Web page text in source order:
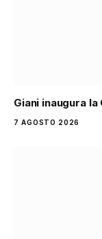
Giani inaugura
7 AGOSTO 2026